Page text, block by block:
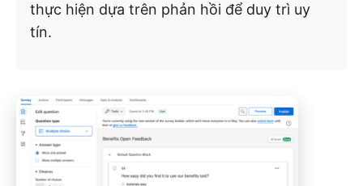
thực hiện dựa trên phản hồi để duy trì uy
tín.